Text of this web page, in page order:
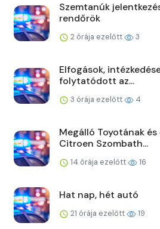
Szemtanúk
rendőrök
2 órája ezelőtt 3
Elfogások,
folytatódott az...
3 órája ezelőtt 4
Megálló Toyotának
Citroen Szombath...
14 órája ezelőtt 16
Hat nap, hét autó
21 órája ezelőtt 19